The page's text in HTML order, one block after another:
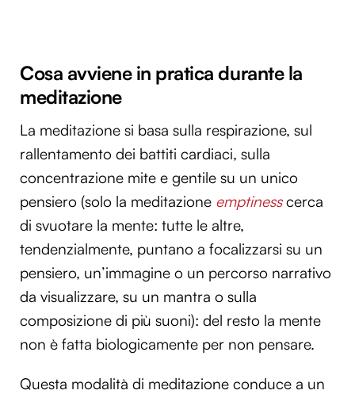
Cosa avviene in pratica durante la
meditazione
La meditazione si basa sulla respirazione, sul
rallentamento dei battiti cardiaci, sulla
concentrazione mite e gentile su un unico
pensiero (solo la meditazione emptinesscerca
di svuotare la mente: tutte le altre,
tendenzialmente, puntano a focalizzarsi su un
pensiero, un’immagine o un percorso narrativo
da visualizzare, su un mantra o sulla
composizione di più suoni): del resto la mente
non è fatta biologicamente per non pensare.
Questa modalità di meditazione conduce a un